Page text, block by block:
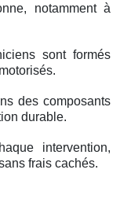
notamment à
sont formés
des composants
durable.
intervention,
frais cachés.